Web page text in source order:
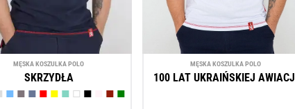
MĘSKA KOSZULKA POLO
SKRZYDŁA
MĘSKA KOSZULKA POLO
100 LAT UKRAIŃSKIEJ AWIACJI